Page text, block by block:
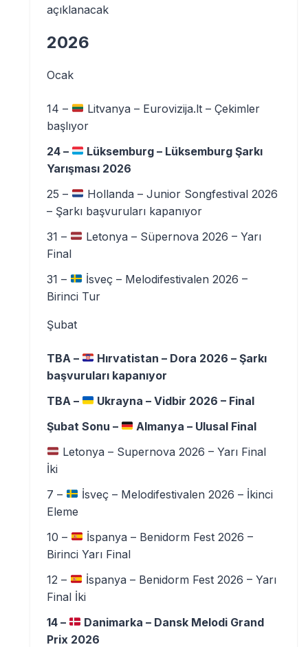
açıklanacak
2026
Ocak
14 –
Litvanya – Eurovizija.lt – Çekimler
başlıyor
24 –
Lüksemburg – Lüksemburg Şarkı
Yarışması 2026
25 –
Hollanda – Junior Songfestival 2026
– Şarkı başvuruları kapanıyor
31 –
Letonya – Süpernova 2026 – Yarı
Final
31 –
İsveç – Melodifestivalen 2026 –
Birinci Tur
Şubat
TBA –
Hırvatistan – Dora 2026 – Şarkı
başvuruları kapanıyor
TBA –
Ukrayna – Vidbir 2026 – Final
Şubat Sonu –
Almanya – Ulusal Final
Letonya – Supernova 2026 – Yarı Final
İki
7 –
İsveç – Melodifestivalen 2026 – İkinci
Eleme
10 –
İspanya – Benidorm Fest 2026 –
Birinci Yarı Final
12 –
İspanya – Benidorm Fest 2026 – Yarı
Final İki
14 –
Danimarka – Dansk Melodi Grand
Prix 2026